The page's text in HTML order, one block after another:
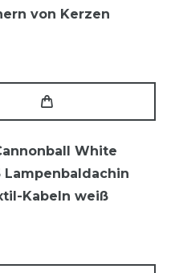
von Kerzen
White
Lampenbaldachin
Kabeln weiß